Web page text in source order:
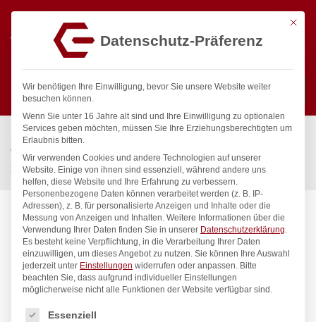
Suchen
Start / Gastronomiebedarf & Gastro Geräte für Profis
Wassertechnik
Geschirrwaschbrause
xaria Mehrzweck-Reinigungsset 1/2″
Mit
Datenschutz-Präferenz
Wir benötigen Ihre Einwilligung, bevor Sie unsere Website weiter
besuchen können.
Wenn Sie unter 16 Jahre alt sind und Ihre Einwilligung zu optionalen
Services geben möchten, müssen Sie Ihre Erziehungsberechtigten um
Erlaubnis bitten.
Wir verwenden Cookies und andere Technologien auf unserer
Website. Einige von ihnen sind essenziell, während andere uns
helfen, diese Website und Ihre Erfahrung zu verbessern.
Personenbezogene Daten können verarbeitet werden (z. B. IP-
Adressen), z. B. für personalisierte Anzeigen und Inhalte oder die
Messung von Anzeigen und Inhalten. Weitere Informationen über die
Verwendung Ihrer Daten finden Sie in unserer Datenschutzerklärung.
Es besteht keine Verpflichtung, in die Verarbeitung Ihrer Daten
einzuwilligen, um dieses Angebot zu nutzen. Sie können Ihre Auswahl
jederzeit unter Einstellungen widerrufen oder anpassen. Bitte
beachten Sie, dass aufgrund individueller Einstellungen
möglicherweise nicht alle Funktionen der Website verfügbar sind.
Es folgt eine Liste der Service-Gruppen, für die eine
Essenziell